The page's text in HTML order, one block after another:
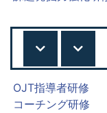
OJT指導者研修
コーチング研修